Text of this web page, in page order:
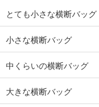
とても小さな横断バッグ
小さな横断バッグ
中くらいの横断バッグ
大きな横断バッグ